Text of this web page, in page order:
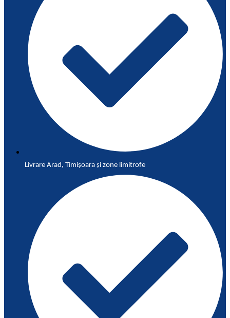
Livrare Arad, Timișoara și zone limitrofe